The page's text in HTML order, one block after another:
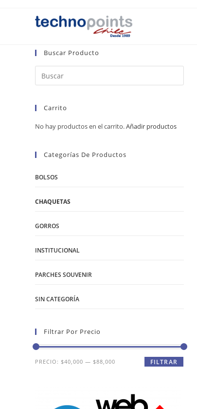
Buscar Producto
Carrito
No hay productos en el carrito.Añadir productos
Categorías De Productos
BOLSOS
CHAQUETAS
GORROS
INSTITUCIONAL
PARCHES SOUVENIR
SIN CATEGORÍA
Filtrar Por Precio
Precio
Precio
FILTRAR
PRECIO: $40,000 — $88,000